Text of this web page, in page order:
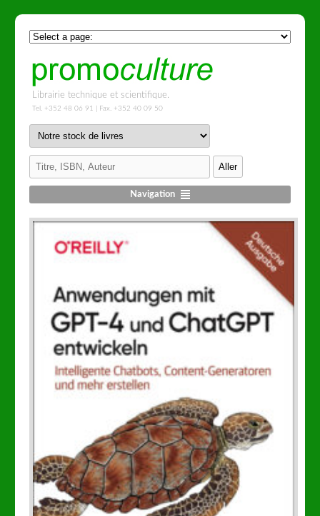
Librairie technique et scientifique.
Tel. +352 48 06 91 | Fax. +352 40 09 50
Navigation